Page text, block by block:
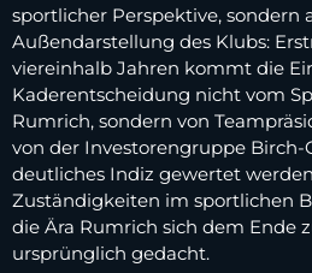
sportlicher Perspektive, sondern
Außendarstellung des Klubs:
viereinhalb Jahren kommt die
Kaderentscheidung nicht vom
Rumrich, sondern von
von der Investorengruppe Birch-
deutliches Indiz gewertet
Zuständigkeiten im sportlichen
die Ära Rumrich sich dem Ende
ursprünglich gedacht.